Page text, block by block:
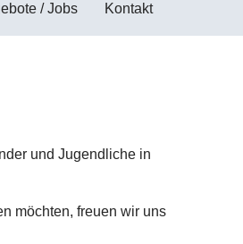
/ Jobs Kontakt
und Jugendliche in
möchten, freuen wir uns